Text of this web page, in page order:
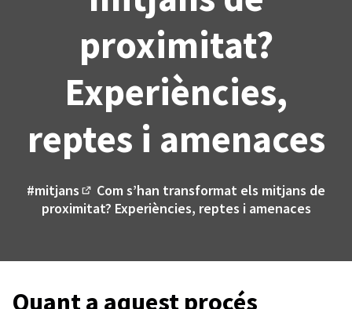
proximitat?
Experiències,
reptes i amenaces
#mitjans
(Enllaç extern)
Com s’han transformat els mitjans de
proximitat? Experiències, reptes i amenaces
Quant a aquest procés